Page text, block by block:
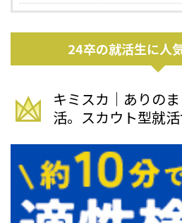
24卒の就活生に人
キミスカ｜ありの
活。スカウト型就